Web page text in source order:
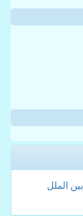
بین الملل